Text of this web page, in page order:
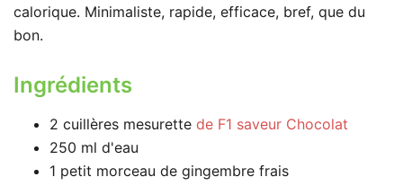
calorique. Minimaliste, rapide, efficace, bref, que du
bon.
Ingrédients
2 cuillères mesurette de F1 saveur Chocolat
250 ml d'eau
1 petit morceau de gingembre frais